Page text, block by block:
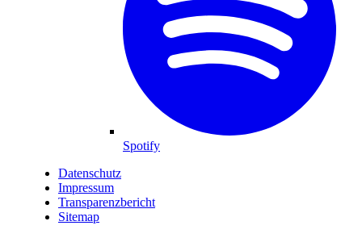
Spotify
Datenschutz
Impressum
Transparenzbericht
Sitemap